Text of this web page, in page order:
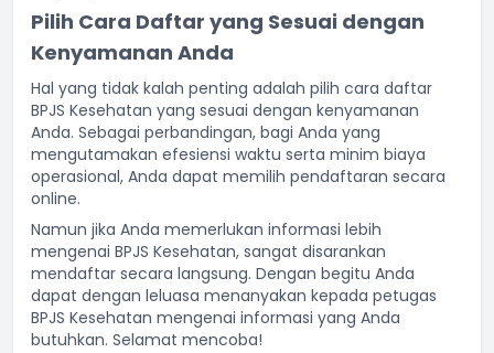
Pilih Cara Daftar yang Sesuai dengan
Kenyamanan Anda
Hal yang tidak kalah penting adalah pilih cara daftar
BPJS Kesehatan yang sesuai dengan kenyamanan
Anda. Sebagai perbandingan, bagi Anda yang
mengutamakan efesiensi waktu serta minim biaya
operasional, Anda dapat memilih pendaftaran secara
online.
Namun jika Anda memerlukan informasi lebih
mengenai BPJS Kesehatan, sangat disarankan
mendaftar secara langsung. Dengan begitu Anda
dapat dengan leluasa menanyakan kepada petugas
BPJS Kesehatan mengenai informasi yang Anda
butuhkan. Selamat mencoba!